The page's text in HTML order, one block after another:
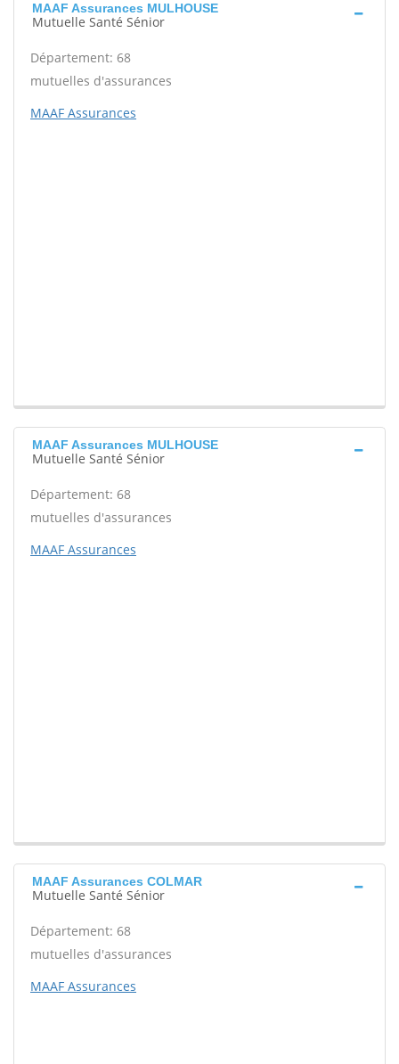
MAAF Assurances MULHOUSE
Mutuelle Santé Sénior
Département: 68
mutuelles d'assurances
MAAF Assurances
MAAF Assurances MULHOUSE
Mutuelle Santé Sénior
Département: 68
mutuelles d'assurances
MAAF Assurances
MAAF Assurances COLMAR
Mutuelle Santé Sénior
Département: 68
mutuelles d'assurances
MAAF Assurances